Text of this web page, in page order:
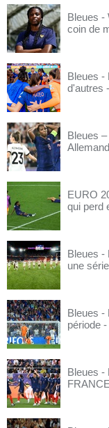
Bleues -
coin de
Bleues -
d'autres
Bleues
EURO
qui perd
Bleues -
une
Bleues -
période -
Bleues -
FRANCE